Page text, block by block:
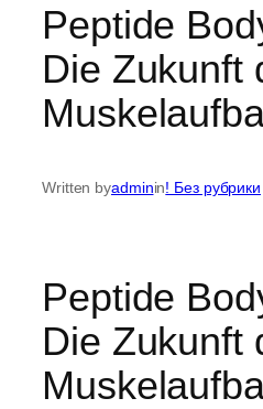
Peptide
Die Zukunft
Written byadminin! Без рубрики
Peptide
Die Zukunft